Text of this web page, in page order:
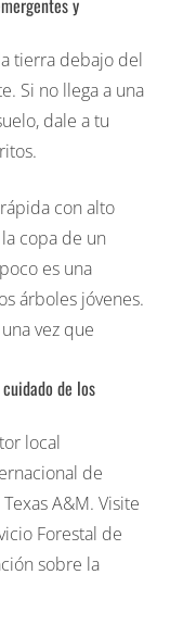
tierra debajo del
Si no llega a una
dale a tu
con alto
copa de un
es una
árboles jóvenes.
vez que
de los
local
de
A&M. Visite
Forestal de
sobre la